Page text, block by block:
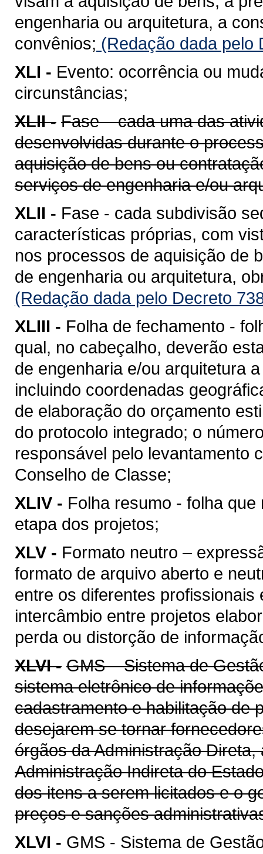
engenharia ou arquitetura, a
convênios; (Redação dada pelo
XLI - Evento: ocorrência ou
circunstâncias;
XLII - Fase – cada uma das
desenvolvidas durante o
aquisição de bens ou
serviços de engenharia e/ou
XLII - Fase - cada subdivisão
características próprias, com
nos processos de aquisição de
de engenharia ou arquitetura,
(Redação dada pelo Decreto
XLIII - Folha de fechamento -
qual, no cabeçalho, deverão
de engenharia e/ou arquitetura
incluindo coordenadas
de elaboração do orçamento
do protocolo integrado; o
responsável pelo levantamento
Conselho de Classe;
XLIV - Folha resumo - folha
etapa dos projetos;
XLV - Formato neutro –
formato de arquivo aberto e
entre os diferentes
intercâmbio entre projetos
perda ou distorção de
XLVI - GMS – Sistema de
sistema eletrônico de
cadastramento e habilitação de
desejarem se tornar
órgãos da Administração
Administração Indireta do
dos itens a serem licitados e o
preços e sanções
XLVI - GMS - Sistema de